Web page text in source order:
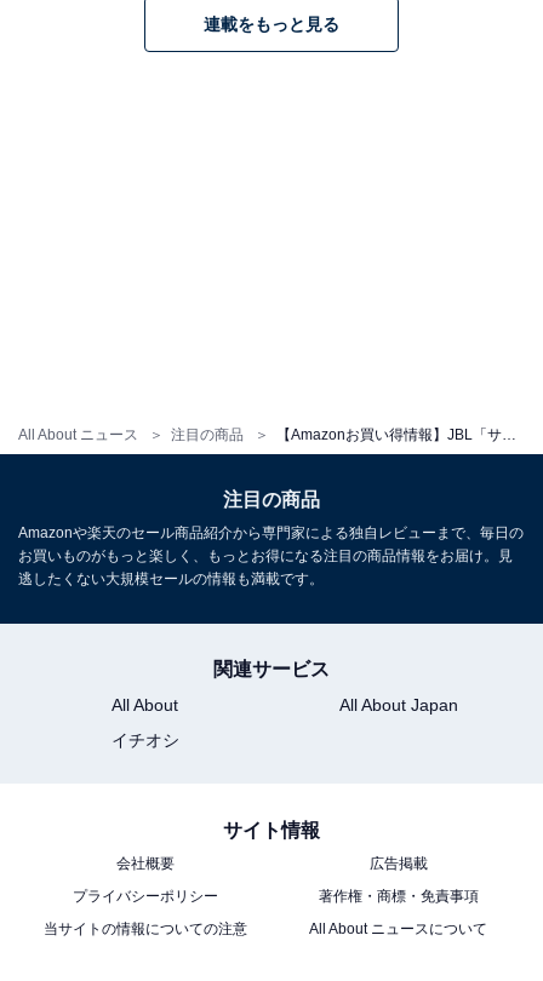
All About ニュース 注目の商品
JBL BAR 1300M2 サウンドバー/11.1.4ch完全ワイヤレス
認証/Dolby Atmos/DTS:X/eARC対応/ブラック
Amazonで見る
連載をもっと見る
注目の商品
Amazonや楽天のセール商品紹介から専門家による独自レビューまで、毎日の
お買いものがもっと楽しく、もっとお得になる注目の商品情報をお届け。見
逃したくない大規模セールの情報も満載です。
関連サービス
All About
All About Japan
イチオシ
サイト情報
会社概要
広告掲載
プライバシーポリシー
著作権・商標・免責事項
当サイトの情報についての注意
All About ニュースについて